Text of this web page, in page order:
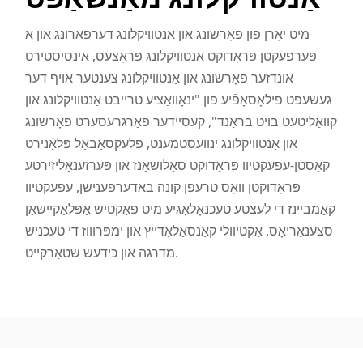
מיט יאָרן פון פאָרשונג און אַנטוויקלונג דערפאַרונג און אַ
פּערפעקטן פּראָדוקט אַנטוויקלונג פּראָצעס, אינסיסטירט
אונדזער פאָרשונג און אַנטוויקלונג צענטער אויף דער
געשעפט פילאָסאָפֿיע פון ​​"ינאָוואַציע טרייבט אַנטוויקלונג און
קוואַליטעט בויט בראַנד", קעסיידער פאַרגרעסערט פאָרשונג
און אַנטוויקלונג ינוועסטמענט, פלעקסאַבאַל פּלאַנירט
קאָסטן-עפעקטיוו פּראָדוקט סאַלושאַנז און פּערזענאַליזירטע
פּראָדוקטן וואָס טרעפן קונה באדערפענישן, עפעקטיוו
קאַמביינז די לעצטע טעכנאָלאָגיע מיט פאַקטיש אַפּלאַקיישאַן
סצענאַריאָס, אַקטיוולי קאַנסאַלאַדייץ און ימפּרוווז די טעכניש
מדרגה און כידעש שטאַרקייט.